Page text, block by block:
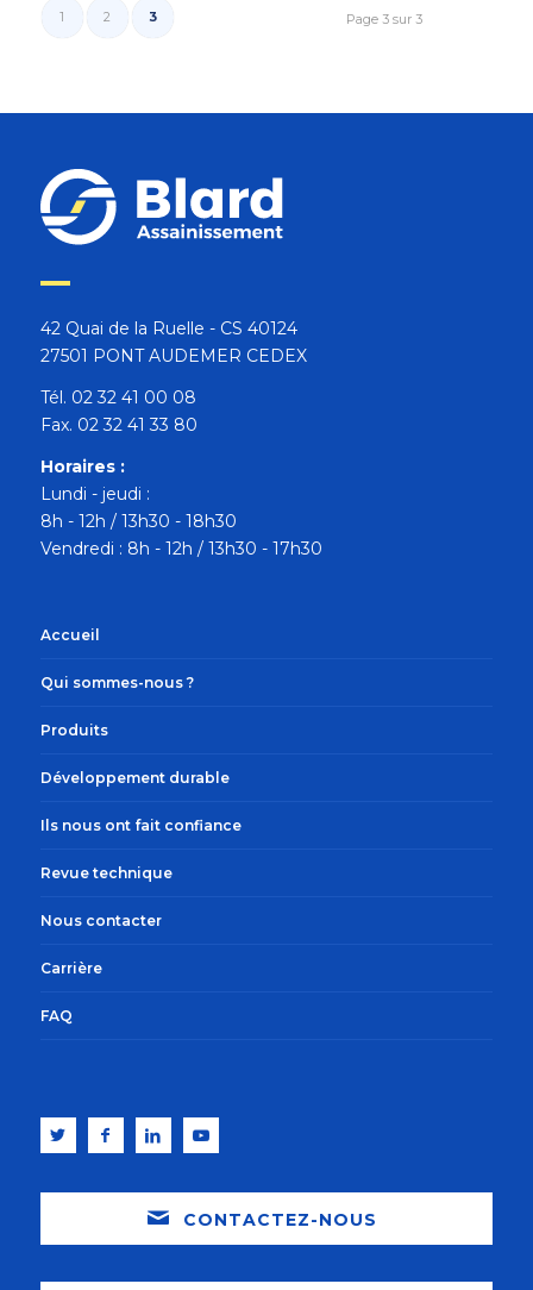
Page 3 sur 3
1 2 3
42 Quai de la Ruelle - CS 40124
27501 PONT AUDEMER CEDEX
Tél. 02 32 41 00 08
Fax. 02 32 41 33 80
Horaires :
Lundi - jeudi :
8h - 12h / 13h30 - 18h30
Vendredi : 8h - 12h / 13h30 - 17h30
Accueil
Qui sommes-nous ?
Produits
Développement durable
Ils nous ont fait confiance
Revue technique
Nous contacter
Carrière
FAQ
CONTACTEZ-NOUS